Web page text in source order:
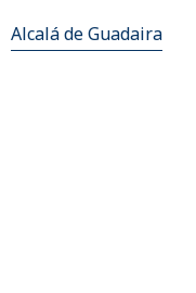
Alcalá de Guadaira